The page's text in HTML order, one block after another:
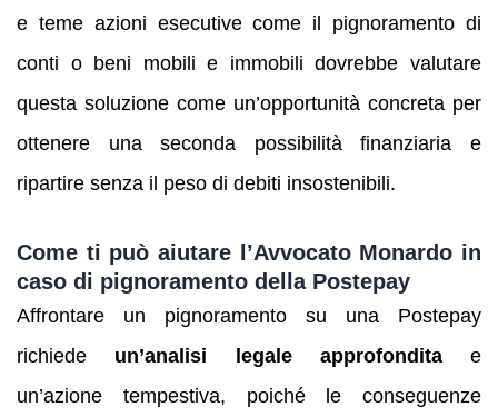
e teme azioni esecutive come il pignoramento di
conti o beni mobili e immobili dovrebbe valutare
questa soluzione come un’opportunità concreta per
ottenere una seconda possibilità finanziaria e
ripartire senza il peso di debiti insostenibili.
Come ti può aiutare l’Avvocato Monardo in
caso di pignoramento della Postepay
Affrontare un pignoramento su una Postepay
richiede un’analisi legale approfonditae
un’azione tempestiva, poiché le conseguenze